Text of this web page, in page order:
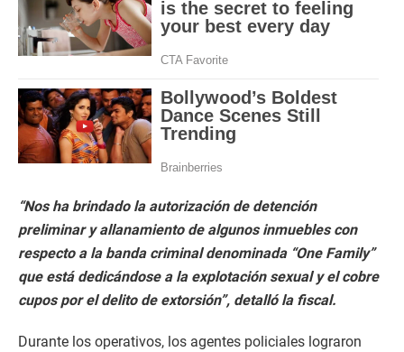
“Nos ha brindado la autorización de detención
preliminar y allanamiento de algunos inmuebles con
respecto a la banda criminal denominada “One Family”
que está dedicándose a la explotación sexual y el cobre
cupos por el delito de extorsión”, detalló la fiscal.
Durante los operativos, los agentes policiales lograron